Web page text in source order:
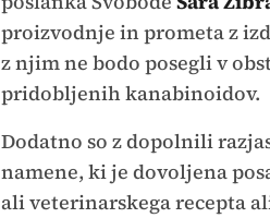
proizvodnje in prometa z
z njim ne bodo posegli v
pridobljenih kanabinoidov.
Dodatno so z dopolnili
namene, ki je dovoljena
ali veterinarskega recepta